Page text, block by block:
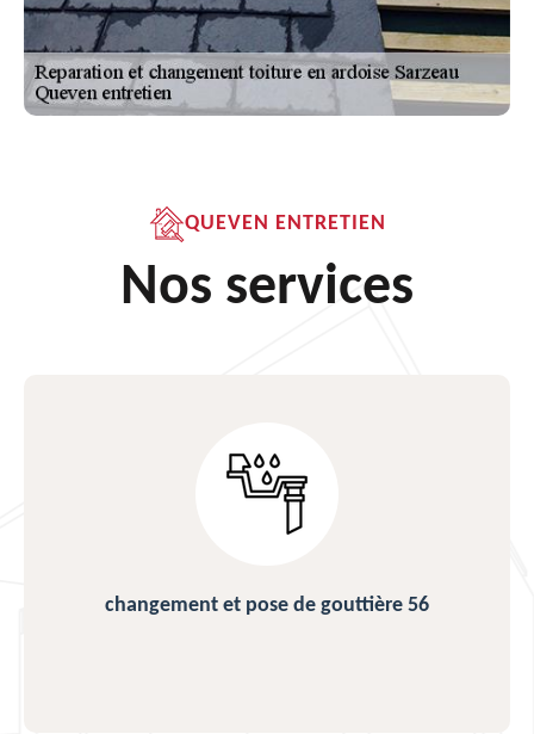
QUEVEN ENTRETIEN
Nos services
changement et pose de gouttière 56